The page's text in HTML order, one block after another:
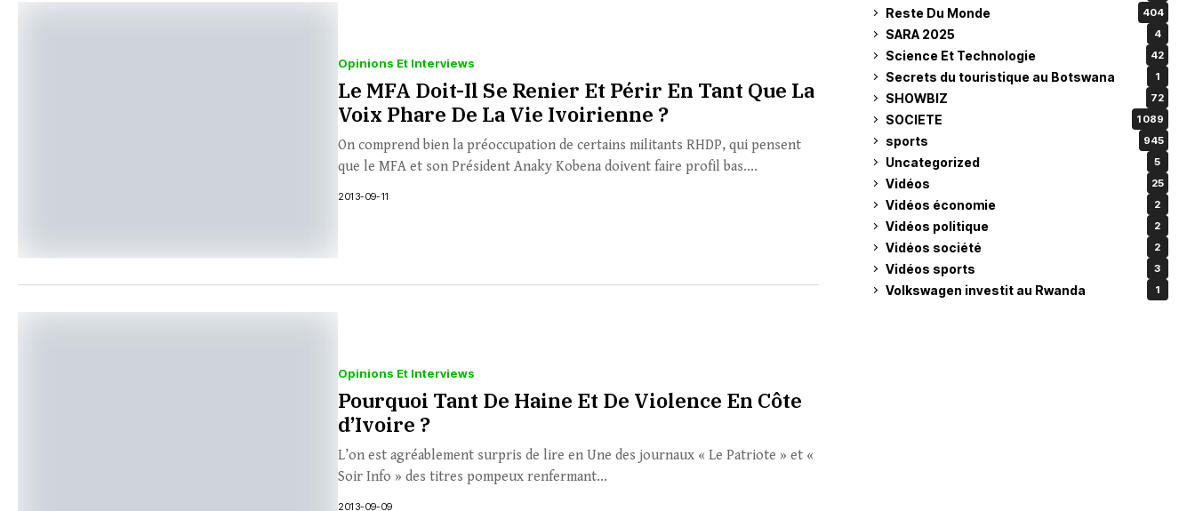
Opinions Et Interviews
Le MFA Doit-Il Se Renier Et Périr En Tant Que La
Voix Phare De La Vie Ivoirienne ?
On comprend bien la préoccupation de certains militants RHDP, qui pensent
que le MFA et son Président Anaky Kobena doivent faire profil bas....
2013-09-11
Opinions Et Interviews
Pourquoi Tant De Haine Et De Violence En Côte
d’Ivoire ?
L’on est agréablement surpris de lire en Une des journaux « Le Patriote » et «
Soir Info » des titres pompeux renfermant...
2013-09-09
Reste Du Monde 404
SARA 2025 4
Science Et Technologie 42
Secrets du touristique au Botswana 1
SHOWBIZ 72
SOCIETE 1 089
sports 945
Uncategorized 5
Vidéos 25
Vidéos économie 2
Vidéos politique 2
Vidéos société 2
Vidéos sports 3
Volkswagen investit au Rwanda 1